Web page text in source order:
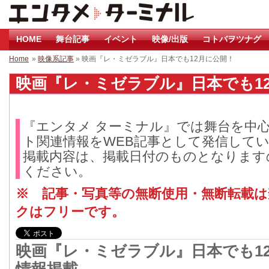
HOME 舞台記事 イベント 映像/出版 コトバヲツナグ
Home » 映像系記事 » 映画『レ・ミゼラブル』日本でも12月に公開！
映画『レ・ミゼラブル』日本でも
『エンタメ ターミナル』では舞台を中
ト関連情報をWEB記事として発信して
掲載内容は、掲載日付のものとなりま
ください。
※ 記事・写真等の無断使用・無断転載
クはフリーです。
映画『レ・ミゼラブル』日本でも